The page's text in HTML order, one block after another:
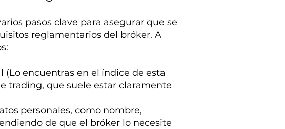
pasos clave para asegurar que se
reglamentarios del bróker. A
(Lo encuentras en el índice de esta
trading, que suele estar claramente
personales, como nombre,
de que el bróker lo necesite